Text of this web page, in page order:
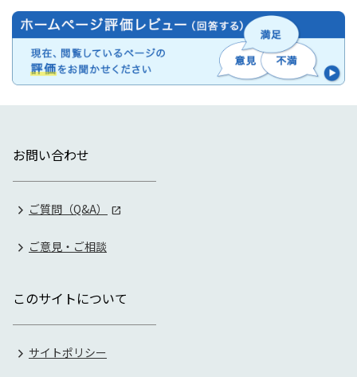
お問い合わせ
ご質問（Q&A）
ご意見・ご相談
このサイトについて
サイトポリシー